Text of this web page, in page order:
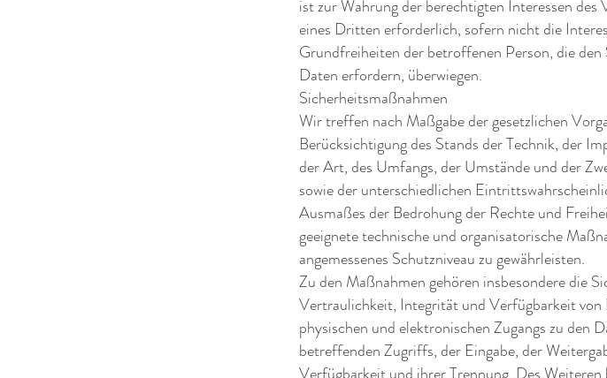
ist zur Wahrung der berechtigten Interessen
eines Dritten erforderlich, sofern nicht die
Grundfreiheiten der betroffenen Person, die den
Daten erfordern, überwiegen.
Sicherheitsmaßnahmen
Wir treffen nach Maßgabe der gesetzlichen
Berücksichtigung des Stands der Technik, der
der Art, des Umfangs, der Umstände und der
sowie der unterschiedlichen
Ausmaßes der Bedrohung der Rechte und
geeignete technische und organisatorische
angemessenes Schutzniveau zu gewährleisten.
Zu den Maßnahmen gehören insbesondere die
Vertraulichkeit, Integrität und Verfügbarkeit
physischen und elektronischen Zugangs zu den
betreffenden Zugriffs, der Eingabe, der